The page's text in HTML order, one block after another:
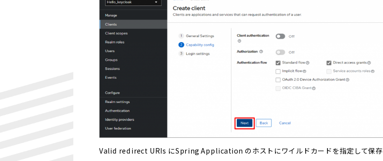
Valid redirect URIs にSpring Application のホストにワイルドカードを指定して保存